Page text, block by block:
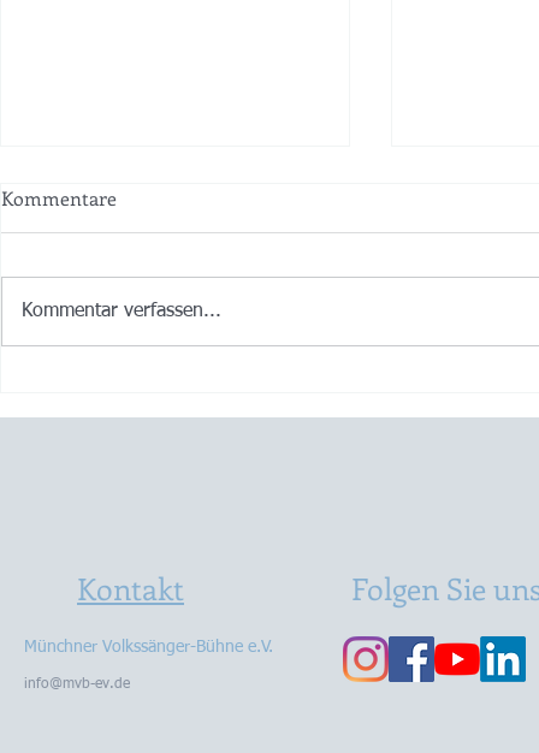
und lass recht kracha! 🍾💖😀
griang dua
Kommentare
Kommentar verfassen...
Kontakt
Münchner Volkssänger-Bühne e.V.
info@mvb-ev.de
Folgen Sie